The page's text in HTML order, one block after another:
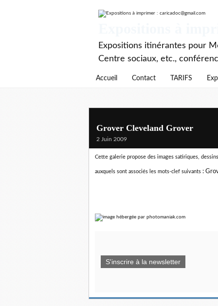
Expositions itinérantes pour
Centre sociaux, etc.,
Accueil Contact TARIFS
Grover Cleveland Grover
2 Juin 2009
Cette galerie propose des images satiriques,
auxquels sont associés les mots-clef suivants :
S'inscrire à la newsletter